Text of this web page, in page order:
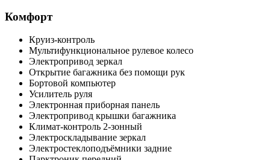
Комфорт
Круиз-контроль
Мультифункциональное рулевое колесо
Электропривод зеркал
Открытие багажника без помощи рук
Бортовой компьютер
Усилитель руля
Электронная приборная панель
Электропривод крышки багажника
Климат-контроль 2-зонный
Электроскладывание зеркал
Электростеклоподъёмники задние